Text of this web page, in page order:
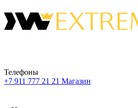
Телефоны
+7 911 777 21 21 Магазин